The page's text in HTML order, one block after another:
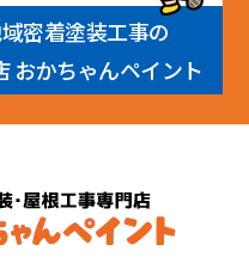
密着塗装工事の
おかちゃんペイント